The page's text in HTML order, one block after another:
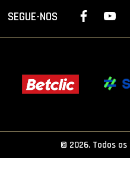
MINIBASQUETE
LIGA BETCLIC
LIGA BETCLIC
SEGUE-NOS
© 2026. Todos